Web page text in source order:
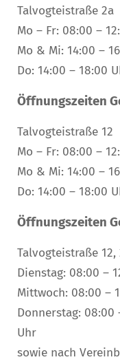
Talvogteistraße 2a
Mo – Fr: 08:00 –
Mo & Mi: 14:00 –
Do: 14:00 – 18:00
Öffnungszeiten
Talvogteistraße 12
Mo – Fr: 08:00 –
Mo & Mi: 14:00 –
Do: 14:00 – 18:00
Öffnungszeiten
Talvogteistraße 12,
Dienstag: 08:00 –
Mittwoch: 08:00 –
Donnerstag: 08:00
Uhr
sowie nach